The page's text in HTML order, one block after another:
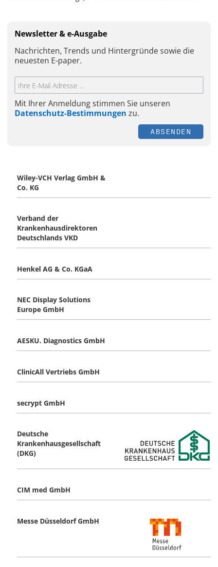
Newsletter & e-Ausgabe
Nachrichten, Trends und Hintergründe sowie die
neuesten E-paper.
Mit Ihrer Anmeldung stimmen Sie unseren
Datenschutz-Bestimmungen zu.
ABSENDEN
Wiley-VCH Verlag GmbH &
Co. KG
Verband der
Krankenhausdirektoren
Deutschlands VKD
Henkel AG & Co. KGaA
NEC Display Solutions
Europe GmbH
AESKU. Diagnostics GmbH
ClinicAll Vertriebs GmbH
secrypt GmbH
Deutsche
Krankenhausgesellschaft
(DKG)
CIM med GmbH
Messe Düsseldorf GmbH